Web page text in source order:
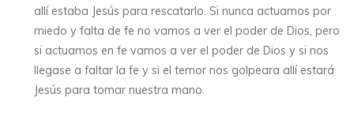
allí estaba Jesús para rescatarlo. Si nunca actuamos por
miedo y falta de fe no vamos a ver el poder de Dios, pero
si actuamos en fe vamos a ver el poder de Dios y si nos
llegase a faltar la fe y si el temor nos golpeara allí estará
Jesús para tomar nuestra mano.